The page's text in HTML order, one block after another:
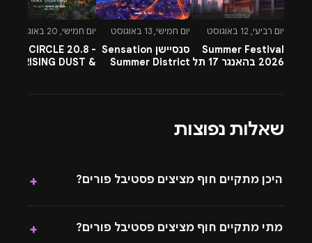
והאירועים הכי שווים – ובחרו את החוויה שמתאימה לכם.
פורים יש רק פעם בשנה, אל תפספסו.
rn
יום רביעי, 12 באוגוסט
Summer Festival
2026 בהאנגר 17 תל
יום חמישי, 13 באוגוסט
סנסיישן Sensation
Summer District
יום חמישי, 20 באוגוסט
CIRCLE 20.8 -
RISING DUST &
שאלות נפוצות
היכן מתקיים חוף מציצים פסטיבל פורים? +
מתי מתקיים חוף מציצים פסטיבל פורים? +